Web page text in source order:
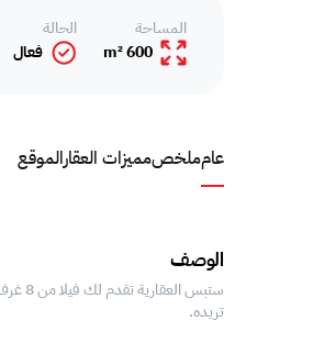
عامملخصمميزات العقارالموقع
المساحة
600 m²
الحالة
فعال
الوصف
تريده.